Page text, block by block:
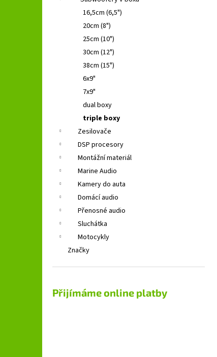
16,5cm (6,5")
20cm (8")
25cm (10")
30cm (12")
38cm (15")
6x9"
7x9"
dual boxy
triple boxy
Zesilovače
DSP procesory
Montážní materiál
Marine Audio
Kamery do auta
Domácí audio
Přenosné audio
Sluchátka
Motocykly
Značky
Přijímáme online platby
1 690 Kč
Původně:2 490 Kč